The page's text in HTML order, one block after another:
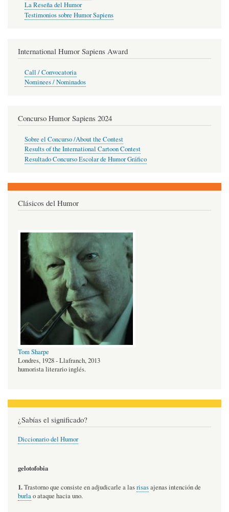
La Reseña del Humor
Testimonios sobre Humor Sapiens
International Humor Sapiens Award
Call / Convocatoria
Nominees / Nominados
Concurso Humor Sapiens 2024
Sobre el Concurso /About the Contest
Results of the International Cartoon Contest
Resultado Concurso Escolar de Humor Gráfico
Clásicos del Humor
Tom Sharpe
Londres, 1928 - Llafranch, 2013
humorista literario inglés.
¿Sabías el significado?
Diccionario del Humor
gelotofobia
1.Trastorno que consiste en adjudicarle a lasrisasajenas intención de
burlao ataque hacia uno.